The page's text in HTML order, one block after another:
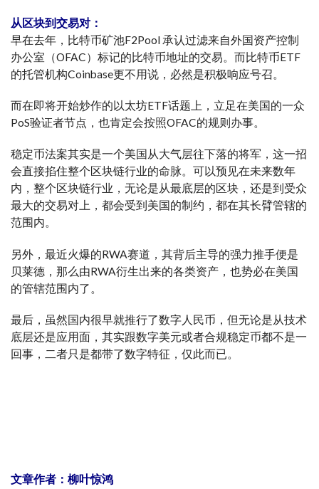
从区块到交易对：
早在去年，比特币矿池F2Pool 承认过滤来自外国资产控制
办公室（OFAC）标记的比特币地址的交易。而比特币ETF
的托管机构Coinbase更不用说，必然是积极响应号召。
而在即将开始炒作的以太坊ETF话题上，立足在美国的一众
PoS验证者节点，也肯定会按照OFAC的规则办事。
稳定币法案其实是一个美国从大气层往下落的将军，这一招
会直接掐住整个区块链行业的命脉。可以预见在未来数年
内，整个区块链行业，无论是从最底层的区块，还是到受众
最大的交易对上，都会受到美国的制约，都在其长臂管辖的
范围内。
另外，最近火爆的RWA赛道，其背后主导的强力推手便是
贝莱德，那么由RWA衍生出来的各类资产，也势必在美国
的管辖范围内了。
最后，虽然国内很早就推行了数字人民币，但无论是从技术
底层还是应用面，其实跟数字美元或者合规稳定币都不是一
回事，二者只是都带了数字特征，仅此而已。
文章作者：柳叶惊鸿